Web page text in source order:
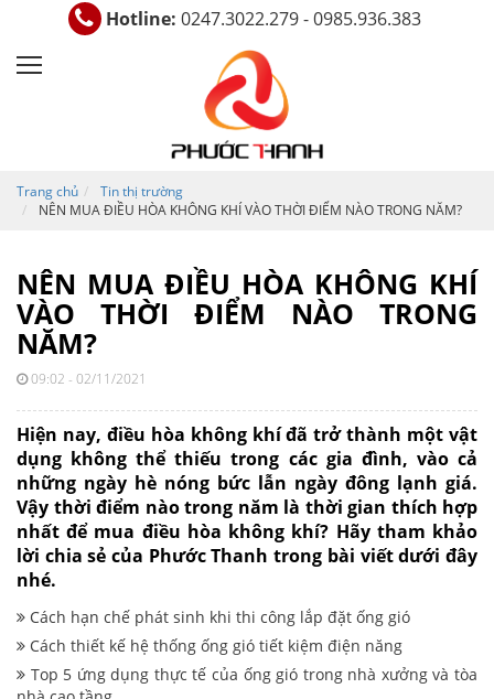
Hotline: 0247.3022.279 - 0985.936.383
Trang chủ
Tin thị trường
NÊN MUA ĐIỀU HÒA KHÔNG KHÍ VÀO THỜI ĐIỂM NÀO TRONG NĂM?
NÊN MUA ĐIỀU HÒA KHÔNG KHÍ
VÀO THỜI ĐIỂM NÀO TRONG
NĂM?
09:02 - 02/11/2021
Hiện nay, điều hòa không khíđã trở thành một vật
dụng không thể thiếu trong các gia đình, vào cả
những ngày hè nóng bức lẫn ngày đông lạnh giá.
Vậy thời điểm nào trong năm là thời gian thích hợp
nhất để mua điều hòa không khí? Hãy tham khảo
lời chia sẻ của Phước Thanh trong bài viết dưới đây
nhé.
Cách hạn chế phát sinh khi thi công lắp đặt ống gió
Cách thiết kế hệ thống ống gió tiết kiệm điện năng
Top 5 ứng dụng thực tế của ống gió trong nhà xưởng và tòa